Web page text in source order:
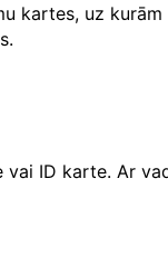
kartes, uz
vai ID karte. Ar